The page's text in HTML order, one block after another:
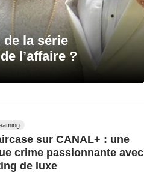
la série
l’affaire ?
sur CANAL+ : une
crime passionnante avec
de luxe